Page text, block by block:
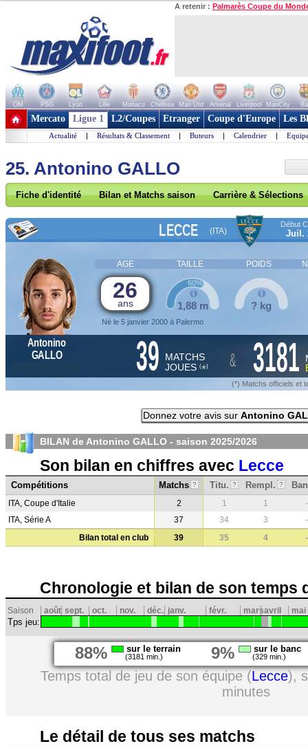
A retenir : Palmarès Coupe du
OM PSG Lyon Lille Monaco Chelsea Man Utd Arsenal Liverpool ManCity
+ de clubs
Mercato Ligue 1 L2/Coupes Etranger Coupe d'Europe Les
Actualité | Résultats & Classement | Buteurs | Calendrier |
25. Antonino GALLO
Fiche d'identité Bilan et Matchs saison Carrière & Sélections
LECCE (ITA)
Début
Juil.
AGE TAILLE POIDS
26
ans
Né le 5 janvier 2000 à Palermo
1,88 m
60%
? kg
Antonino
GALLO
39 MATCHS
JOUES (*) & 3181
(*) Matchs officiels et
Donnez votre avis sur Antonino
BILAN de Antonino GALLO - saison 2025/2026
Son bilan en chiffres avec Lecce
Compétitions Matchs ? Titu. ? Rempl. ?
ITA, Coupe d'Italie 2 1 1
-
ITA, Série A
37 34 3
-
Bilan total en club
39 35 4 -
Chronologie et bilan de son temps
Saison août sept. oct. nov. déc. janv. févr. marsavril mai
Tps jeu:
88% sur le terrain
(3181 min.) 9% sur le banc
(329 min.)
Temps total de jeu de son équipe (Lecce),
minutes
Le détail de tous ses matchs